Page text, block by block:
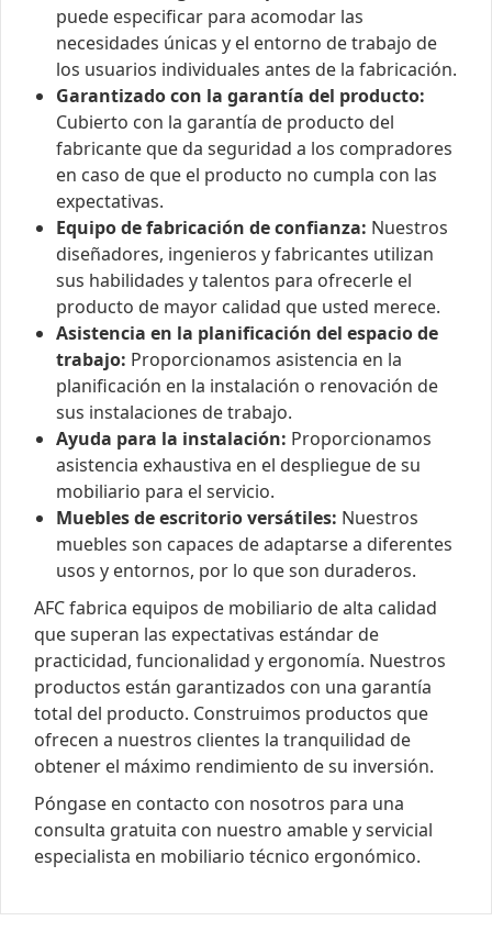
puede especificar para acomodar las
necesidades únicas y el entorno de trabajo de
los usuarios individuales antes de la fabricación.
Garantizado con la garantía del producto:
Cubierto con la garantía de producto del
fabricante que da seguridad a los compradores
en caso de que el producto no cumpla con las
expectativas.
Equipo de fabricación de confianza: Nuestros
diseñadores, ingenieros y fabricantes utilizan
sus habilidades y talentos para ofrecerle el
producto de mayor calidad que usted merece.
Asistencia en la planificación del espacio de
trabajo: Proporcionamos asistencia en la
planificación en la instalación o renovación de
sus instalaciones de trabajo.
Ayuda para la instalación: Proporcionamos
asistencia exhaustiva en el despliegue de su
mobiliario para el servicio.
Muebles de escritorio versátiles: Nuestros
muebles son capaces de adaptarse a diferentes
usos y entornos, por lo que son duraderos.
AFC fabrica equipos de mobiliario de alta calidad
que superan las expectativas estándar de
practicidad, funcionalidad y ergonomía. Nuestros
productos están garantizados con una garantía
total del producto. Construimos productos que
ofrecen a nuestros clientes la tranquilidad de
obtener el máximo rendimiento de su inversión.
Póngase en contacto con nosotros para una
consulta gratuita con nuestro amable y servicial
especialista en mobiliario técnico ergonómico.